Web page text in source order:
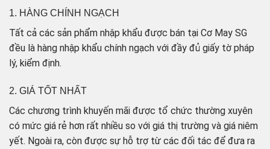
1. HÀNG CHÍNH NGẠCH
Tất cả các sản phẩm nhập khẩu được bán tại Cơ May SG
đều là hàng nhập khẩu chính ngạch với đầy đủ giấy tờ pháp
lý, kiểm định.
2. GIÁ TỐT NHẤT
Các chương trình khuyến mãi được tổ chức thường xuyên
có mức giá rẻ hơn rất nhiều so với giá thị trường và giá niêm
yết. Ngoài ra, còn được sự hỗ trợ từ các đối tác để đưa ra